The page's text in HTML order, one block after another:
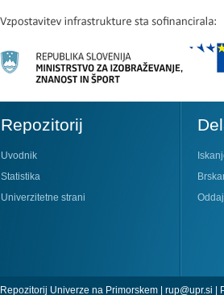
Repozitorij
Uvodnik
Statistika
Univerzitetne strani
Repozitorij Univerze na Primorskem | rup@upr.si |